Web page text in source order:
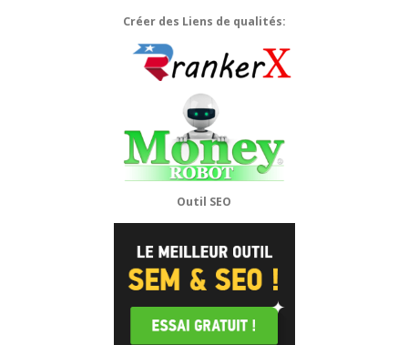
Créer des Liens de qualités:
Outil SEO